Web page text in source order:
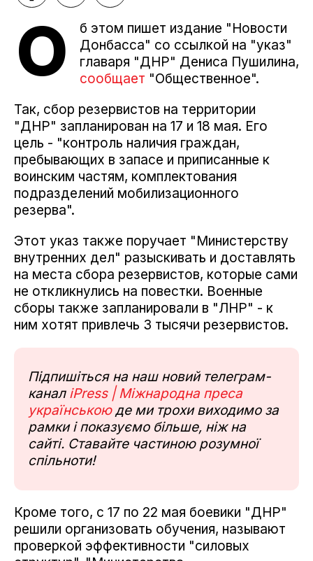
О
б этом пишет издание "Новости
Донбасса" со ссылкой на "указ"
главаря "ДНР" Дениса Пушилина,
сообщает "Общественное".
Так, сбор резервистов на территории
"ДНР" запланирован на 17 и 18 мая. Его
цель - "контроль наличия граждан,
пребывающих в запасе и приписанные к
воинским частям, комплектования
подразделений мобилизационного
резерва".
Этот указ также поручает "Министерству
внутренних дел" разыскивать и доставлять
на места сбора резервистов, которые сами
не откликнулись на повестки. Военные
сборы также запланировали в "ЛНР" - к
ним хотят привлечь 3 тысячи резервистов.
Підпишіться на наш новий телеграм-
канал iPress | Міжнародна преса
українськоюде ми трохи виходимо за
рамки і показуємо більше, ніж на
сайті. Ставайте частиною розумної
спільноти!
Кроме того, с 17 по 22 мая боевики "ДНР"
решили организовать обучения, называют
проверкой эффективности "силовых